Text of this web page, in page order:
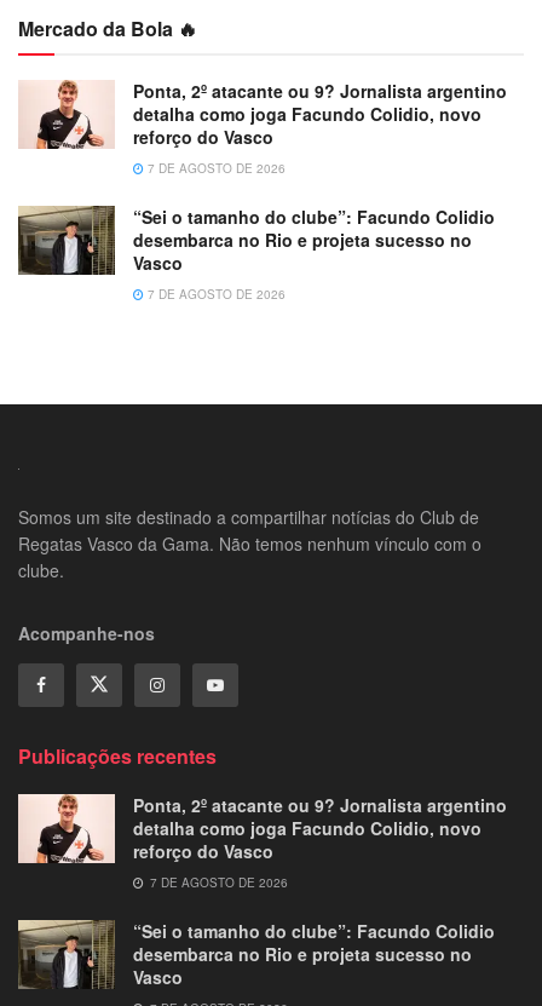
Mercado da Bola 🔥
Ponta, 2º atacante ou 9? Jornalista argentino
detalha como joga Facundo Colidio, novo
reforço do Vasco
7 DE AGOSTO DE 2026
“Sei o tamanho do clube”: Facundo Colidio
desembarca no Rio e projeta sucesso no
Vasco
7 DE AGOSTO DE 2026
Somos um site destinado a compartilhar notícias do Club de
Regatas Vasco da Gama. Não temos nenhum vínculo com o
clube.
Acompanhe-nos
Publicações recentes
Ponta, 2º atacante ou 9? Jornalista argentino
detalha como joga Facundo Colidio, novo
reforço do Vasco
7 DE AGOSTO DE 2026
“Sei o tamanho do clube”: Facundo Colidio
desembarca no Rio e projeta sucesso no
Vasco